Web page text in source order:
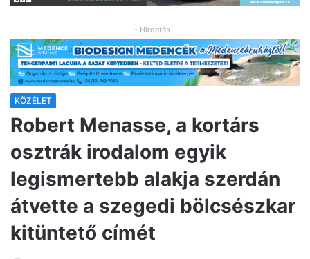
- Hirdetés -
KÖZÉLET
Robert Menasse, a kortárs
osztrák irodalom egyik
legismertebb alakja szerdán
átvette a szegedi bölcsészkar
kitüntető címét